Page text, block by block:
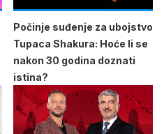
Počinje suđenje za ubojstvo
Tupaca Shakura: Hoće li se
nakon 30 godina doznati
istina?